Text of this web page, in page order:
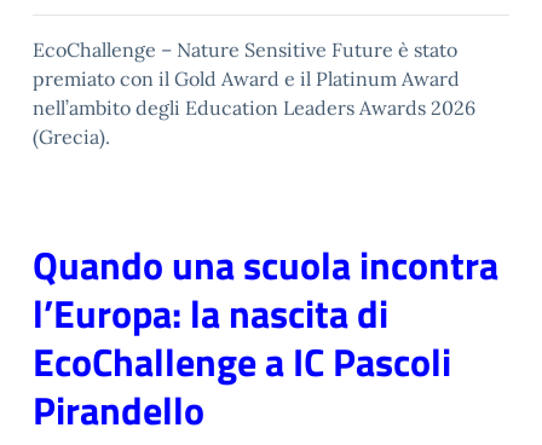
EcoChallenge – Nature Sensitive Future è stato
premiato con il Gold Award e il Platinum Award
nell’ambito degli Education Leaders Awards 2026
(Grecia).
Quando una scuola incontra
l’Europa: la nascita di
EcoChallenge a IC Pascoli
Pirandello